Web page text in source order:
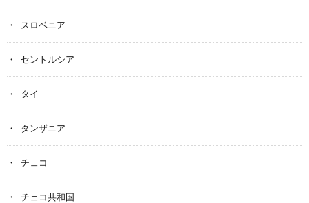
スロベニア
セントルシア
タイ
タンザニア
チェコ
チェコ共和国